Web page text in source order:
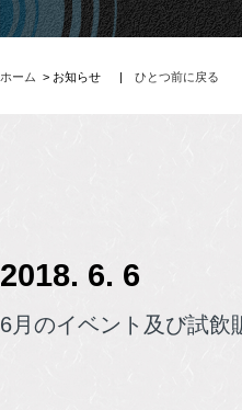
ホーム > お知らせ | ひとつ前に戻る
2018. 6. 6
6月のイベント及び試飲